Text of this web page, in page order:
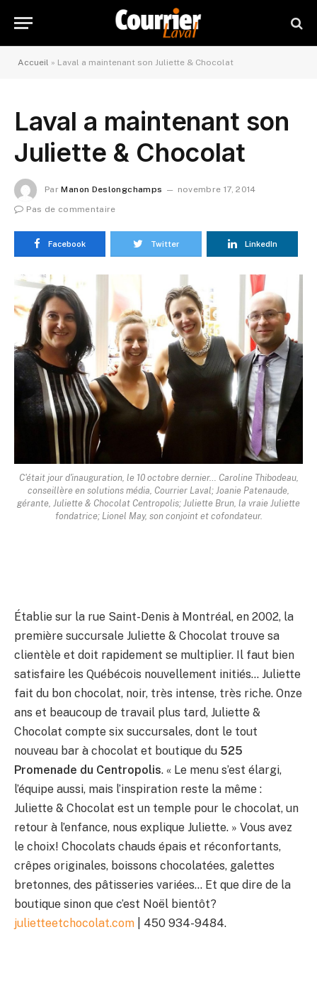
Accueil » Laval a maintenant son Juliette & Chocolat
Laval a maintenant son
Juliette & Chocolat
Par Manon Deslongchamps
novembre 17, 2014
Pas de commentaire
Facebook Twitter LinkedIn
C'était jour d'inauguration, le 10 octobre dernier… Caroline Thibodeau,
conseillère en solutions média, Courrier Laval; Joanie Patenaude,
gérante, Juliette & Chocolat Centropolis; Juliette Brun, la vraie Juliette
fondatrice; Lionel May, son conjoint et cofondateur.
Établie sur la rue Saint-Denis à Montréal, en 2002, la
première succursale Juliette & Chocolat trouve sa
clientèle et doit rapidement se multiplier. Il faut bien
satisfaire les Québécois nouvellement initiés… Juliette
fait du bon chocolat, noir, très intense, très riche. Onze
ans et beaucoup de travail plus tard, Juliette &
Chocolat compte six succursales, dont le tout
nouveau bar à chocolat et boutique du 525
Promenade du Centropolis. « Le menu s’est élargi,
l’équipe aussi, mais l’inspiration reste la même :
Juliette & Chocolat est un temple pour le chocolat, un
retour à l’enfance, nous explique Juliette. » Vous avez
le choix! Chocolats chauds épais et réconfortants,
crêpes originales, boissons chocolatées, galettes
bretonnes, des pâtisseries variées… Et que dire de la
boutique sinon que c’est Noël bientôt?
julietteetchocolat.com | 450 934-9484.